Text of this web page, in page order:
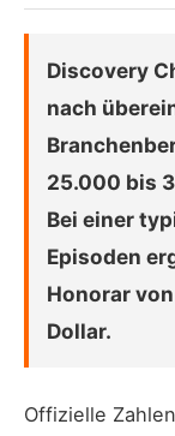
Discovery
nach
25.000 bis
Bei einer
Episoden
Honorar
Dollar.
Offizielle